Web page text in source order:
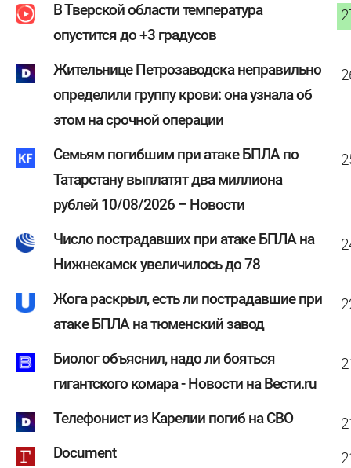
В Тверской области температура
опустится до +3 градусов
Жительнице Петрозаводска неправильно
определили группу крови: она узнала об
этом на срочной операции
Семьям погибшим при атаке БПЛА по
Татарстану выплатят два миллиона
рублей 10/08/2026 – Новости
Число пострадавших при атаке БПЛА на
Нижнекамск увеличилось до 78
Жога раскрыл, есть ли пострадавшие при
атаке БПЛА на тюменский завод
Биолог объяснил, надо ли бояться
гигантского комара - Новости на Вести.ru
Телефонист из Карелии погиб на СВО
Document